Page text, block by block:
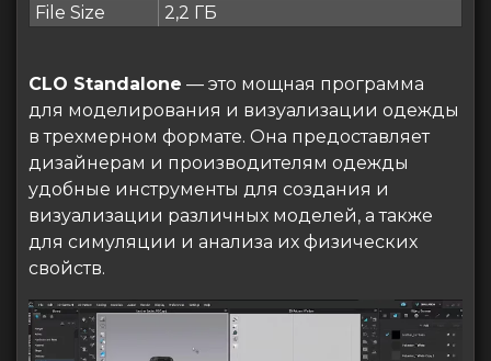
File Size
2,2 ГБ
CLO Standalone — это мощная программа
для моделирования и визуализации одежды
в трехмерном формате. Она предоставляет
дизайнерам и производителям одежды
удобные инструменты для создания и
визуализации различных моделей, а также
для симуляции и анализа их физических
свойств.